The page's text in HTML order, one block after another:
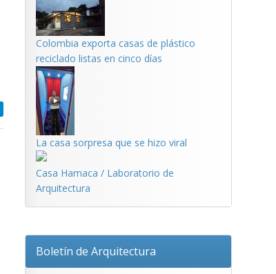
Colombia exporta casas de plástico
reciclado listas en cinco días
La casa sorpresa que se hizo viral
Casa Hamaca / Laboratorio de
Arquitectura
Boletín de Arquitectura